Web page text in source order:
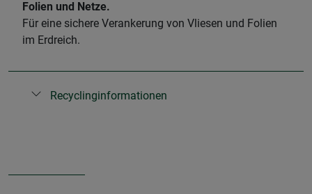
Folien und Netze.
Für eine sichere Verankerung von Vliesen und Folien
im Erdreich.
Recyclinginformationen